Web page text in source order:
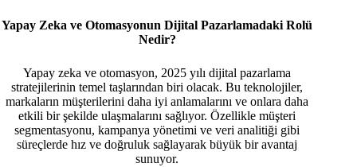
Yapay Zeka ve Otomasyonun Dijital Pazarlamadaki Rolü
Nedir?
Yapay zeka ve otomasyon, 2025 yılı dijital pazarlama
stratejilerinin temel taşlarından biri olacak. Bu teknolojiler,
markaların müşterilerini daha iyi anlamalarını ve onlara daha
etkili bir şekilde ulaşmalarını sağlıyor. Özellikle müşteri
segmentasyonu, kampanya yönetimi ve veri analitiği gibi
süreçlerde hız ve doğruluk sağlayarak büyük bir avantaj
sunuyor.